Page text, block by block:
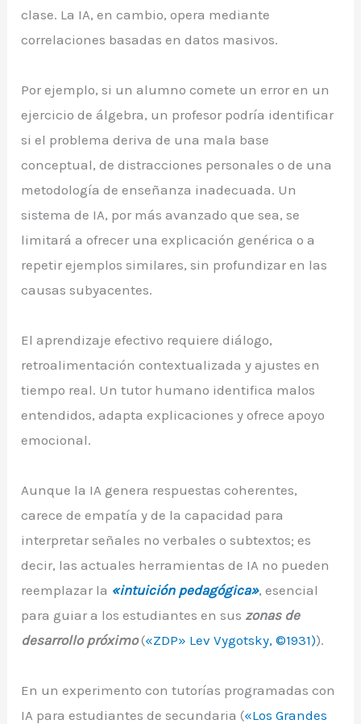
clase. La IA, en cambio, opera mediante
correlaciones basadas en datos masivos.
Por ejemplo, si un alumno comete un error en un
ejercicio de álgebra, un profesor podría identificar
si el problema deriva de una mala base
conceptual, de distracciones personales o de una
metodología de enseñanza inadecuada. Un
sistema de IA, por más avanzado que sea, se
limitará a ofrecer una explicación genérica o a
repetir ejemplos similares, sin profundizar en las
causas subyacentes.
El aprendizaje efectivo requiere diálogo,
retroalimentación contextualizada y ajustes en
tiempo real. Un tutor humano identifica malos
entendidos, adapta explicaciones y ofrece apoyo
emocional.
Aunque la IA genera respuestas coherentes,
carece de empatía y de la capacidad para
interpretar señales no verbales o subtextos; es
decir, las actuales herramientas de IA no pueden
reemplazar la «intuición pedagógica», esencial
para guiar a los estudiantes en sus zonas de
desarrollo próximo(«ZDP» Lev Vygotsky, ©1931)).
En un experimento con tutorías programadas con
IA para estudiantes de secundaria («Los Grandes